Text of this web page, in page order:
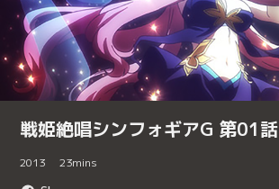
戦姫絶唱シンフォギアG 第01話
2013 23mins